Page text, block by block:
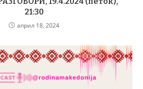
21:30
април 18, 2024